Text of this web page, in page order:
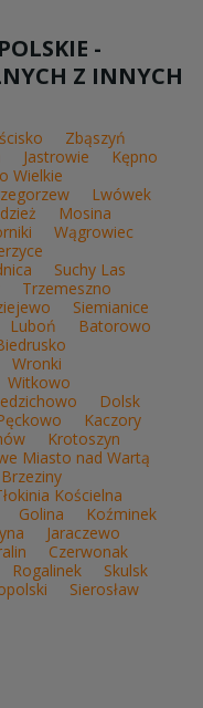
-
Z INNYCH
Zbąszyń
Jastrowie
Kępno
Wielkie
Lwówek
Mosina
Wągrowiec
Suchy Las
Trzemeszno
Siemianice
Luboń
Batorowo
Wronki
Witkowo
Dolsk
Kaczory
Krotoszyn
Miasto nad Wartą
Brzeziny
Kościelna
Golina
Koźminek
Jaraczewo
Czerwonak
Rogalinek
Skulsk
Sierosław